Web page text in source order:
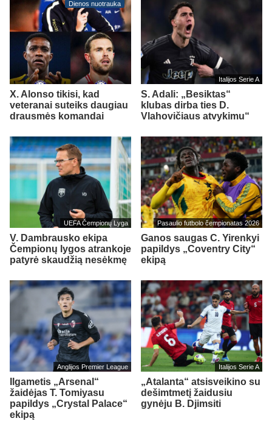
Dienos nuotrauka
X. Alonso tikisi, kad
veteranai suteiks daugiau
drausmės komandai
Italijos Serie A
S. Adali: „Besiktas“
klubas dirba ties D.
Vlahovičiaus atvykimu“
UEFA Čempionų Lyga
V. Dambrausko ekipa
Čempionų lygos atrankoje
patyrė skaudžią nesėkmę
Pasaulio futbolo čempionatas 2026
Ganos saugas C. Yirenkyi
papildys „Coventry City“
ekipą
Anglijos Premier League
Ilgametis „Arsenal“
žaidėjas T. Tomiyasu
papildys „Crystal Palace“
ekipą
Italijos Serie A
„Atalanta“ atsisveikino su
dešimtmetį žaidusiu
gynėju B. Djimsiti